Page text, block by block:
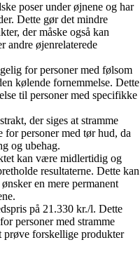
poser under øjnene og har
Dette gør det mindre
der måske også kan
andre øjenrelaterede
for personer med følsom
kølende fornemmelse. Dette
til personer med specifikke
der siges at stramme
personer med tør hud, da
og ubehag.
kan være midlertidig og
resultaterne. Dette kan
en mere permanent
på 21.330 kr./l. Dette
personer med stramme
prøve forskellige produkter